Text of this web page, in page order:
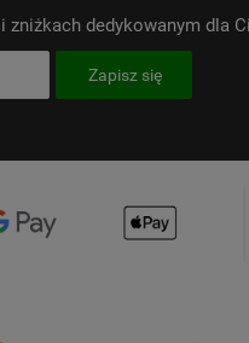
dedykowanym dla